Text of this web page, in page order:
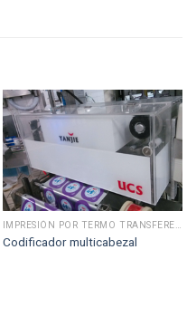
IMPRESIÓN POR TERMO TRANSFERENCIA
Codificador multicabezal